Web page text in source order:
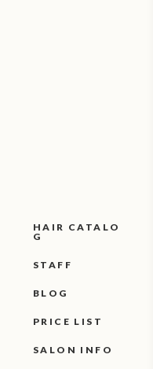
HAIR CATALO
G
STAFF
BLOG
PRICE LIST
SALON INFO